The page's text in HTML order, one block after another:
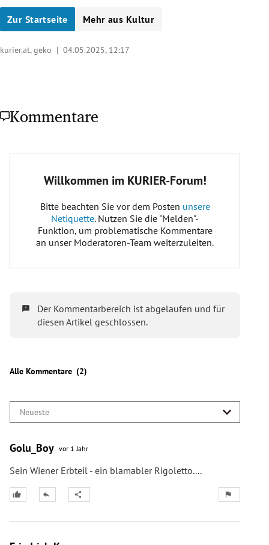
Zur Startseite Mehr aus Kultur
kurier.at, geko | 04.05.2025, 12:17
Kommentare